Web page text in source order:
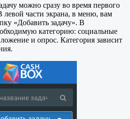
можно сразу во время первого
части экрана, в меню, вам
«Добавить задачу». В
категорию: социальные
и опрос. Категория зависит